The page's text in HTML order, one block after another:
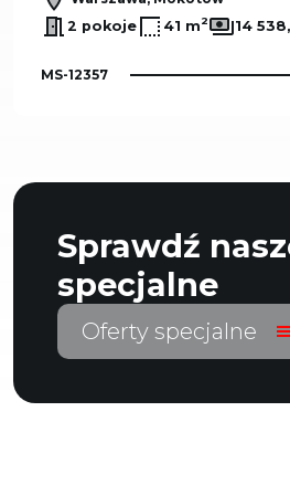
2 pokoje
41 m2 14
MS-12357
Sprawdź
specjalne
Oferty specjalne